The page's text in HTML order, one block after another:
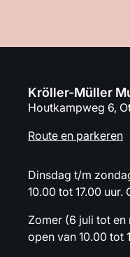
Kröller-Müller
Houtkampweg 6,
Route en parkeren
Dinsdag t/m
10.00 tot 17.00 uur.
Zomer (6 juli tot en
open van 10.00 tot